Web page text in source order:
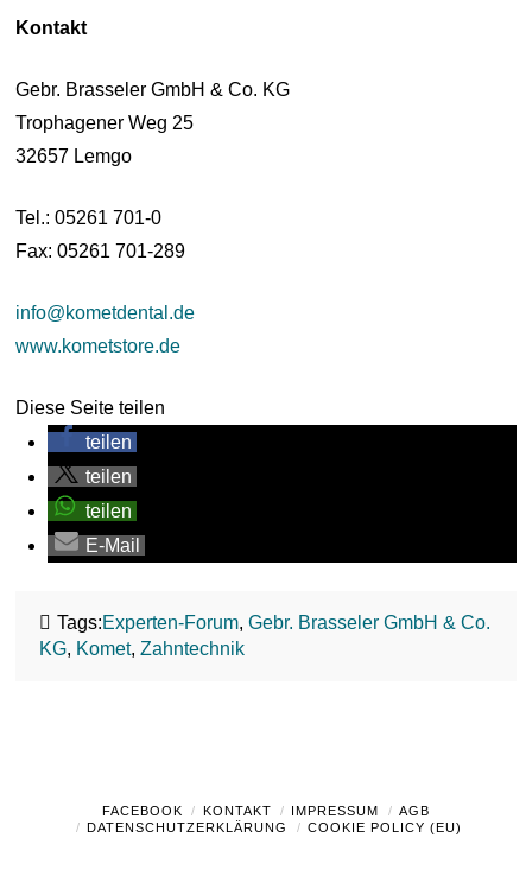
Kontakt
Gebr. Brasseler GmbH & Co. KG
Trophagener Weg 25
32657 Lemgo
Tel.: 05261 701-0
Fax: 05261 701-289
info@kometdental.de
www.kometstore.de
Diese Seite teilen
teilen
teilen
teilen
E-Mail
Tags:Experten-Forum,Gebr. Brasseler GmbH & Co.
KG, Komet,Zahntechnik
FACEBOOK KONTAKT IMPRESSUM
AGB
DATENSCHUTZERKLÄRUNG
COOKIE POLICY (EU)